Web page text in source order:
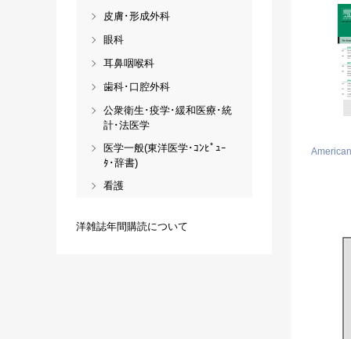
皮膚･形成外科
眼科
耳鼻咽喉科
歯科･口腔外科
公衆衛生･疫学･緩和医療･統
計･法医学
医学一般(東洋医学･ｺﾝﾋﾟｭｰ
ﾀ･辞書)
看護
洋雑誌年間購読について